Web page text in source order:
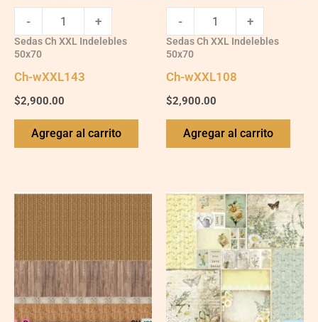
- +
Sedas Ch XXL Indelebles
50x70
Ch-wXXL143
$2,900.00
Agregar al carrito
- +
Sedas Ch XXL Indelebles
50x70
Ch-wXXL108
$2,900.00
Agregar al carrito
Ch-
wXXL112
quantity
Ch-
wXXL133
quantity